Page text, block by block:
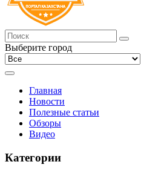
Выберите город
Главная
Новости
Полезные статьи
Обзоры
Видео
Категории